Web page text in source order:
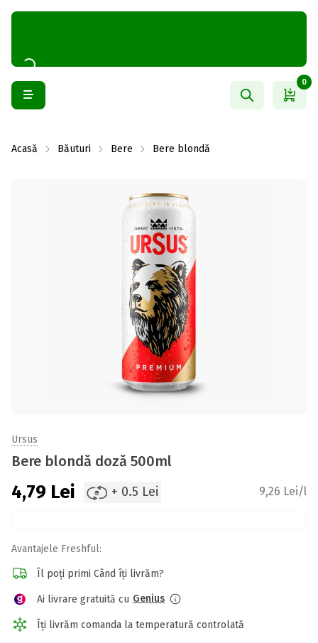
0
Acasă Băuturi Bere Bere blondă
Ursus
Bere blondă doză 500ml
4,79 Lei + 0.5 Lei 9,26 Lei/l
Avantajele Freshful:
Îl poți primi Când îți livrăm?
Ai livrare gratuită cu Genius
Îți livrăm comanda la temperatură controlată